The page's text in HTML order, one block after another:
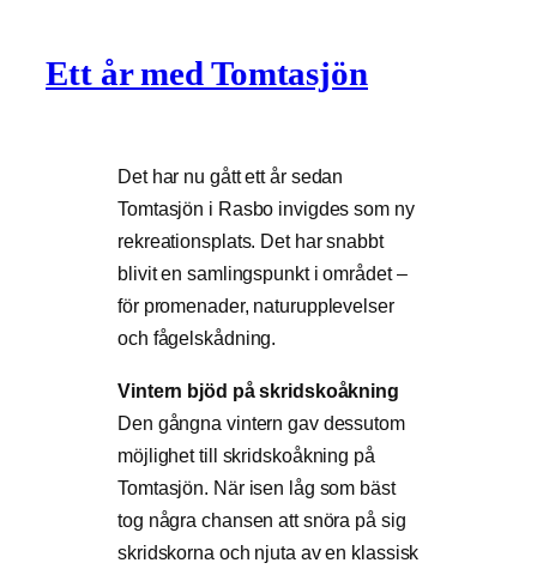
Ett år med Tomtasjön
Det har nu gått ett år sedan
Tomtasjön i Rasbo invigdes som ny
rekreationsplats. Det har snabbt
blivit en samlingspunkt i området –
för promenader, naturupplevelser
och fågelskådning.
Vintern bjöd på skridskoåkning
Den gångna vintern gav dessutom
möjlighet till skridskoåkning på
Tomtasjön. När isen låg som bäst
tog några chansen att snöra på sig
skridskorna och njuta av en klassisk